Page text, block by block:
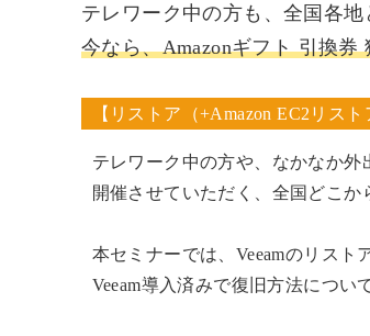
テレワーク中の方も、全国各
今なら、Amazonギフト 引換券
【リストア（+Amazon EC2リス
テレワーク中の方や、なかなか
開催させていただく、全国どこか
本セミナーでは、Veeamのリスト
Veeam導入済みで復旧方法につい